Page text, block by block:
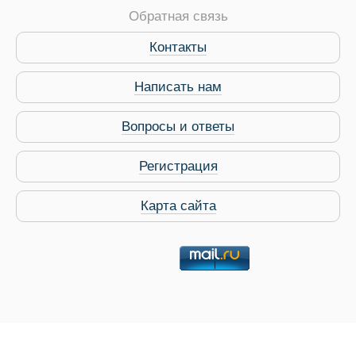
Обратная связь
Контакты
Написать нам
Вопросы и ответы
Регистрация
Карта сайта